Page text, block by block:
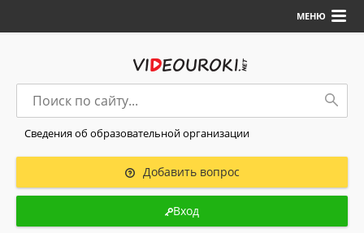
МЕНЮ
Сведения об образовательной организации
Добавить вопрос
Вход